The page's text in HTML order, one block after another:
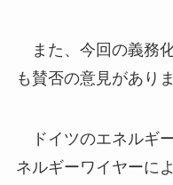
また、今回の義務
も賛否の意見がありま
ドイツのエネルギ
ネルギーワイヤーに